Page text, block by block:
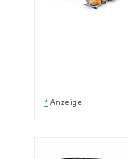
* Anzeige